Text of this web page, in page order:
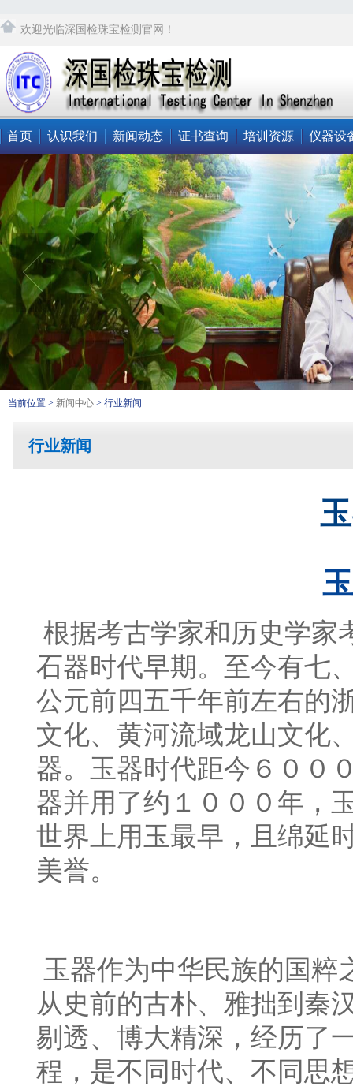
欢迎光临深国检珠宝检测官网！
首页 认识我们 新闻动态 证书查询 培训资源 仪器设
当前位置 > 新闻中心 > 行业新闻
行业新闻
根据考古学家和历史学家
石器时代早期。至今有七
公元前四五千年前左右的
文化、黄河流域龙山文化
器。玉器时代距今６００
器并用了约１０００年，
世界上用玉最早，且绵延
美誉。
玉器作为中华民族的国粹
从史前的古朴、雅拙到秦
剔透、博大精深，经历了
程，是不同时代、不同思